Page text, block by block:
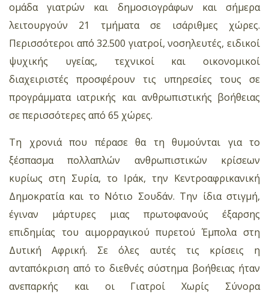
ομάδα γιατρών και δημοσιογράφων και σήμερα
λειτουργούν 21 τμήματα σε ισάριθμες χώρες.
Περισσότεροι από 32.500 γιατροί, νοσηλευτές, ειδικοί
ψυχικής υγείας, τεχνικοί και οικονομικοί
διαχειριστές προσφέρουν τις υπηρεσίες τους σε
προγράμματα ιατρικής και ανθρωπιστικής βοήθειας
σε περισσότερες από 65 χώρες.
Τη χρονιά που πέρασε θα τη θυμούνται για το
ξέσπασμα πολλαπλών ανθρωπιστικών κρίσεων
κυρίως στη Συρία, το Ιράκ, την Κεντροαφρικανική
Δημοκρατία και το Νότιο Σουδάν. Την ίδια στιγμή,
έγιναν μάρτυρες μιας πρωτοφανούς έξαρσης
επιδημίας του αιμορραγικού πυρετού Έμπολα στη
Δυτική Αφρική. Σε όλες αυτές τις κρίσεις η
ανταπόκριση από το διεθνές σύστημα βοήθειας ήταν
ανεπαρκής και οι Γιατροί Χωρίς Σύνορα